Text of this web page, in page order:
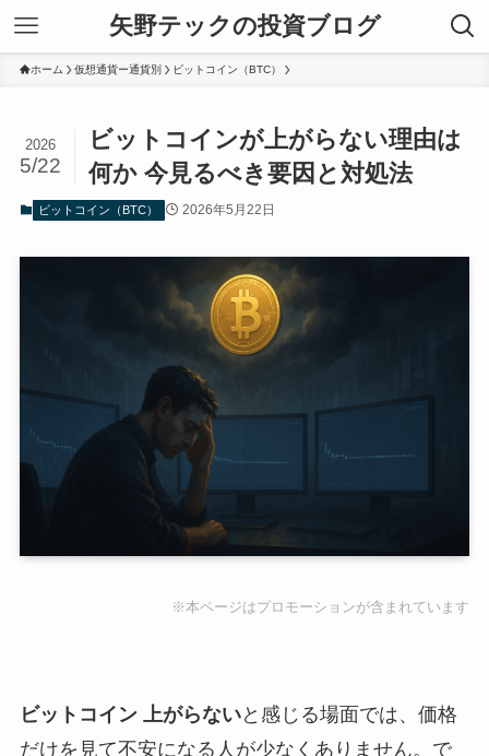
矢野テックの投資ブログ
ホーム 仮想通貨ー通貨別 ビットコイン（BTC）
ビットコインが上がらない理由は
何か 今見るべき要因と対処法
2026
5/22
ビットコイン（BTC） 2026年5月22日
※本ページはプロモーションが含まれています
ビットコイン 上がらないと感じる場面では、価格
だけを見て不安になる人が少なくありません。で